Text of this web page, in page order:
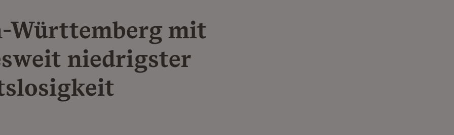
Württemberg mit
niedrigster